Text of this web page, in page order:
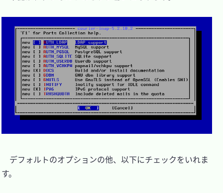
デフォルトのオプションの他、以下にチェックをいれま
す。